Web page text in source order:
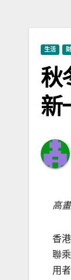
生活
秋
新
高
香港
聯
用